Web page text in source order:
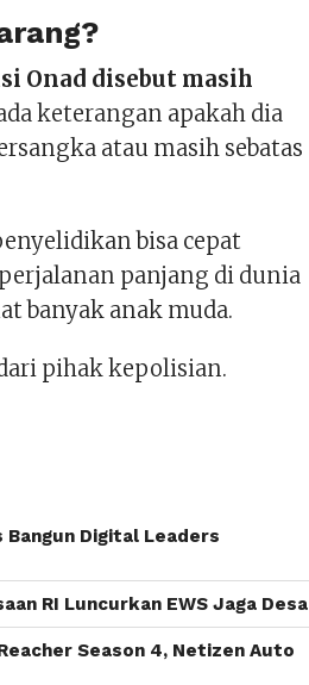
Onad disebut masih
keterangan apakah dia
atau masih sebatas
bisa cepat
panjang di dunia
banyak anak muda.
pihak kepolisian.
Digital Leaders
RI Luncurkan EWS Jaga Desa
Season 4, Netizen Auto